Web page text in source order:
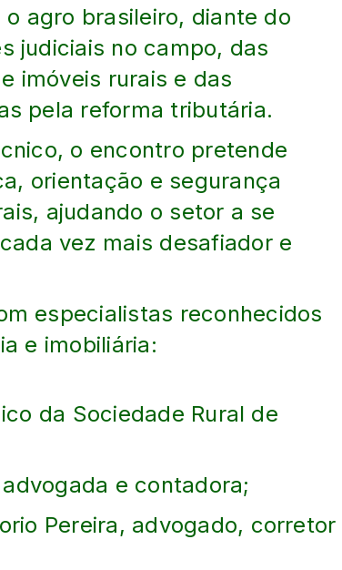
agro brasileiro, diante do
judiciais no campo, das
imóveis rurais e das
pela reforma tributária.
o encontro pretende
orientação e segurança
ajudando o setor a se
vez mais desafiador e
especialistas reconhecidos
e imobiliária:
da Sociedade Rural de
e contadora;
Pereira, advogado, corretor